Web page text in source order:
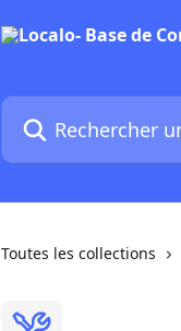
Rechercher un article...
Toutes les collections